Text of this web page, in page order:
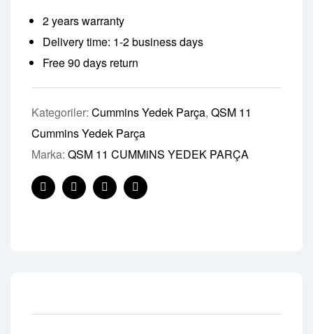
2 years warranty
Delivery time: 1-2 business days
Free 90 days return
Kategoriler: Cummins Yedek Parça, QSM 11
Cummins Yedek Parça
Marka: QSM 11 CUMMiNS YEDEK PARÇA
FacebookTwitterLinkedinPinterest